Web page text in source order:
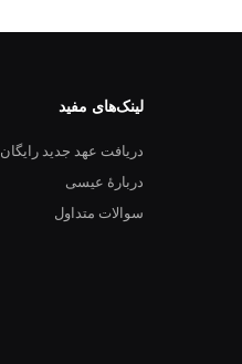
لینک‌های مفید
دریافت عهد جدید رایگان
دربارهٔ عیسی
سوالات متداول